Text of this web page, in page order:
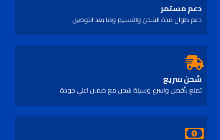
دعم مستمر
دعم طوال مدة الشحن والتسليم وما بعد التوصيل
شحن سريع
تمتع بأفضل واسرع وسيلة شحن مع ضمان اعلي جودة